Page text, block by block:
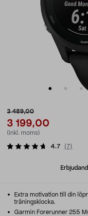
3 489,00
3 199,00
(inkl. moms)
4.7 (7)
Extra motivation till din
träningsklocka.
Garmin Forerunner 255